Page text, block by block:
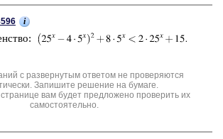
i
с развернутым ответом не проверяются
Запишите решение на бумаге.
вам будет предложено проверить их
самостоятельно.